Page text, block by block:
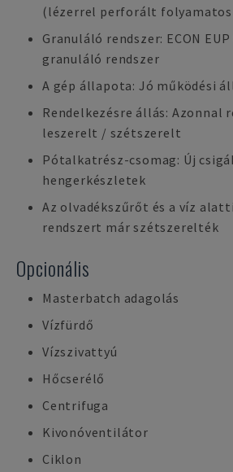
(lézerrel perforált folyamatos
Granuláló rendszer: ECON
granuláló rendszer
A gép állapota: Jó működési
Rendelkezésre állás: Azonnal
leszerelt / szétszerelt
Pótalkatrész-csomag: Új
hengerkészletek
Az olvadékszűrőt és a víz
rendszert már szétszerelték
Opcionális
Masterbatch adagolás
Vízfürdő
Vízszivattyú
Hőcserélő
Centrifuga
Kivonóventilátor
Ciklon